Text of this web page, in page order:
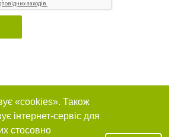
«cookies». Також
інтернет-сервіс для
стосовно